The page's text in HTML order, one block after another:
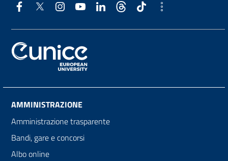
AMMINISTRAZIONE
Amministrazione trasparente
Bandi, gare e concorsi
Albo online